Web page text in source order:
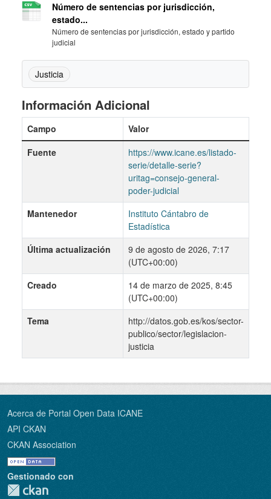
Número de sentencias por jurisdicción,
estado...
Número de sentencias por jurisdicción, estado y partido
judicial
Justicia
Información Adicional
Campo
Valor
Fuente
https://www.icane.es/listado-
serie/detalle-serie?
uritag=consejo-general-
poder-judicial
Mantenedor
Instituto Cántabro de
Estadística
Última actualización
9 de agosto de 2026, 7:17
(UTC+00:00)
Creado
14 de marzo de 2025, 8:45
(UTC+00:00)
Tema
http://datos.gob.es/kos/sector-
publico/sector/legislacion-
justicia
Acerca de Portal Open Data ICANE
API CKAN
CKAN Association
Gestionado con